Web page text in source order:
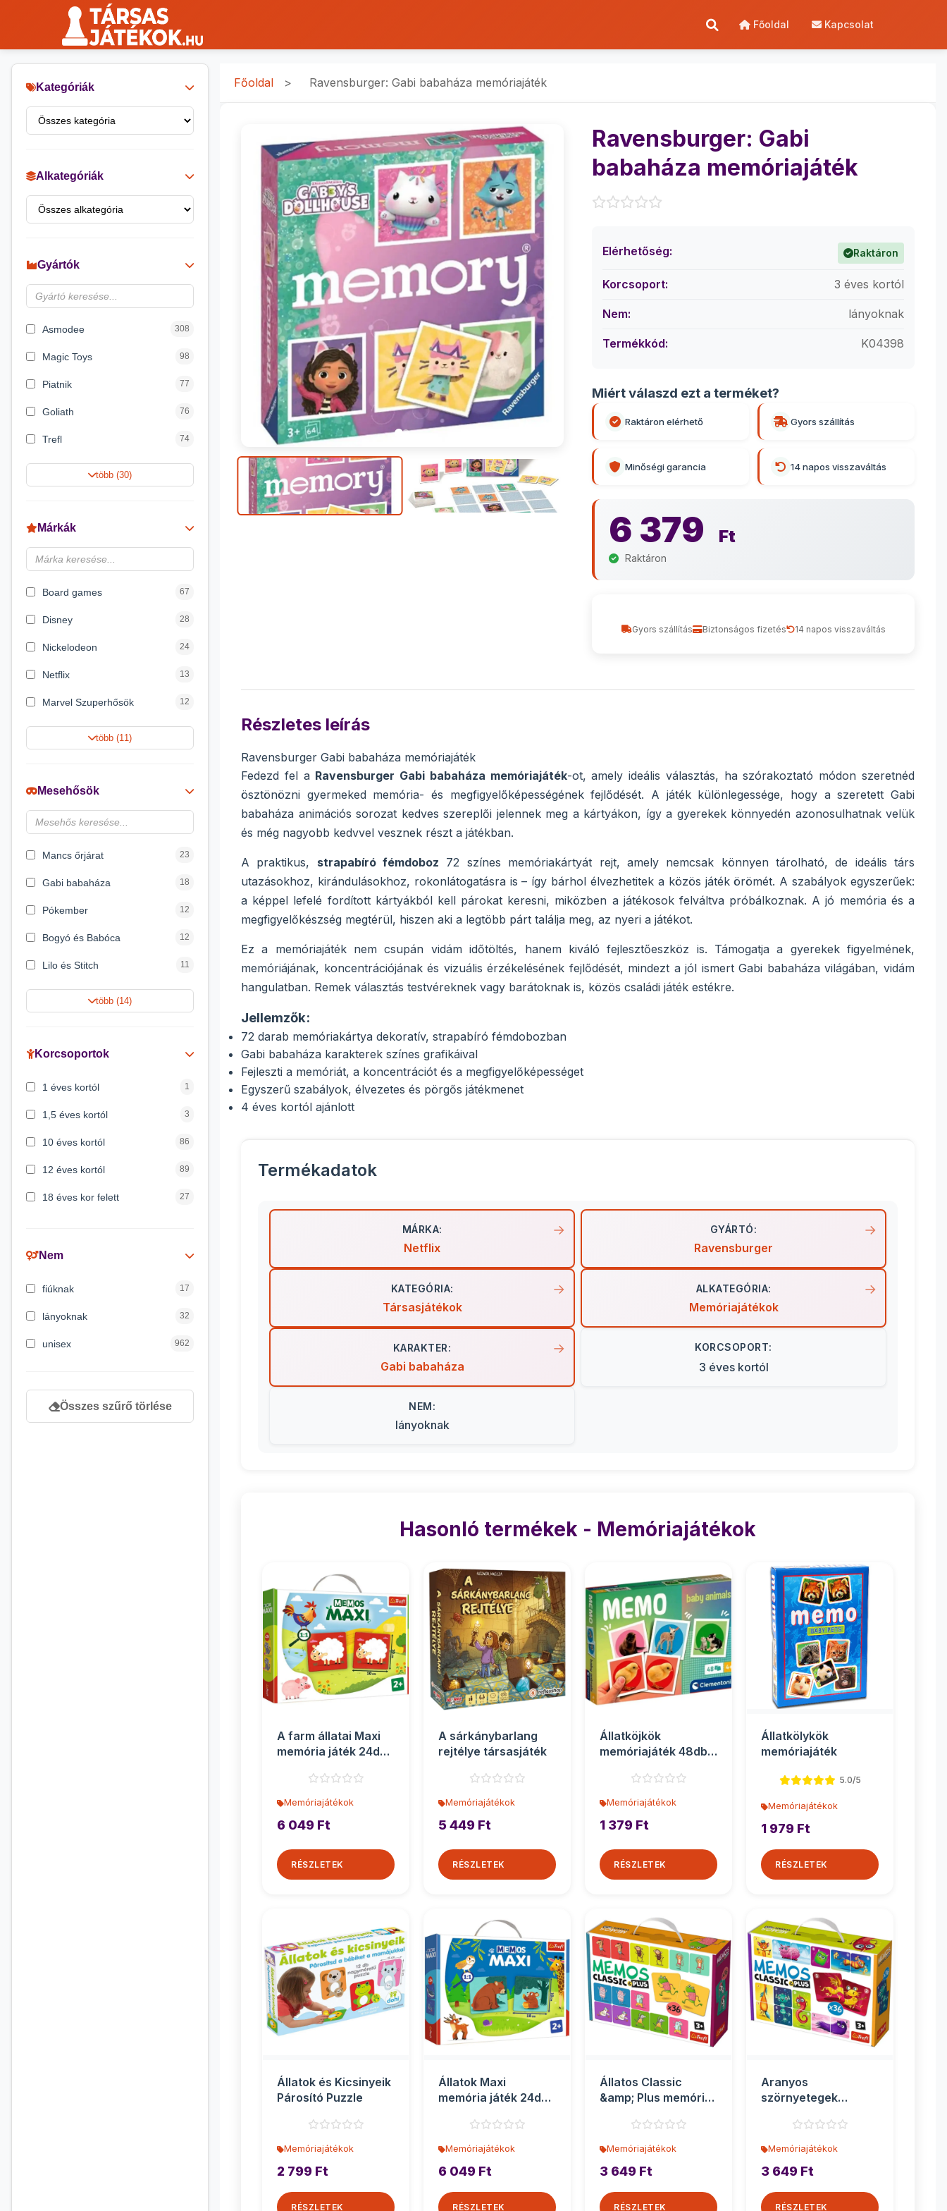
Főoldal Kapcsolat
Kategóriák
Alkategóriák
Gyártók
Asmodee 308
Magic Toys 98
Piatnik 77
Goliath 76
Trefl 74
Keller&Mayer 60
Spin Master
Delta Vision 28
több (30)
Márkák
Board games 67
Disney 28
Nickelodeon 24
Netflix 13
Marvel Szuperhősök 12
Rubik bűvös kocka 10
Noris
Disney hercegnők 6
több (11)
Mesehősök
Mancs őrjárat 23
Gabi babaháza 18
Pókember 12
Bogyó és Babóca 12
Lilo és Stitch 11
Jégvarázs 9
Peppa malac
több (14)
Korcsoportok
1 éves kortól 1
1,5 éves kortól 3
10 éves kortól 86
12 éves kortól 89
18 éves kor felett 27
3 éves kortól 200
7 éves kortól 53
Nem
fiúknak 17
lányoknak 32
unisex 962
Összes szűrő törlése
Főoldal > Ravensburger: Gabi babaháza memóriajáték
Ravensburger: Gabi
babaháza memóriajáték
Elérhetőség: Raktáron
Korcsoport: 3 éves kortól
Nem: lányoknak
Termékkód: K04398
Miért válaszd ezt a terméket?
Raktáron elérhető Gyors szállítás
Minőségi garancia 14 napos visszaváltás
6 379 Ft
Raktáron
Gyors szállítás Biztonságos fizetés 14 napos visszaváltás
Részletes leírás
Ravensburger Gabi babaháza memóriajáték
Fedezd fel a Ravensburger Gabi babaháza memóriajáték-ot, amely ideális választás, ha szórakoztató módon szeretnéd
ösztönözni gyermeked memória- és megfigyelőképességének fejlődését. A játék különlegessége, hogy a szeretett Gabi
babaháza animációs sorozat kedves szereplői jelennek meg a kártyákon, így a gyerekek könnyedén azonosulhatnak velük
és még nagyobb kedvvel vesznek részt a játékban.
A praktikus, strapabíró fémdoboz 72 színes memóriakártyát rejt, amely nemcsak könnyen tárolható, de ideális társ
utazásokhoz, kirándulásokhoz, rokonlátogatásra is – így bárhol élvezhetitek a közös játék örömét. A szabályok egyszerűek:
a képpel lefelé fordított kártyákból kell párokat keresni, miközben a játékosok felváltva próbálkoznak. A jó memória és a
megfigyelőkészség megtérül, hiszen aki a legtöbb párt találja meg, az nyeri a játékot.
Ez a memóriajáték nem csupán vidám időtöltés, hanem kiváló fejlesztőeszköz is. Támogatja a gyerekek figyelmének,
memóriájának, koncentrációjának és vizuális érzékelésének fejlődését, mindezt a jól ismert Gabi babaháza világában, vidám
hangulatban. Remek választás testvéreknek vagy barátoknak is, közös családi játék estékre.
Jellemzők:
72 darab memóriakártya dekoratív, strapabíró fémdobozban
Gabi babaháza karakterek színes grafikáival
Fejleszti a memóriát, a koncentrációt és a megfigyelőképességet
Egyszerű szabályok, élvezetes és pörgős játékmenet
4 éves kortól ajánlott
Termékadatok
MÁRKA:
Netflix
GYÁRTÓ:
Ravensburger
KATEGÓRIA:
Társasjátékok
ALKATEGÓRIA:
Memóriajátékok
KARAKTER:
Gabi babaháza
KORCSOPORT:
3 éves kortól
NEM:
lányoknak
Hasonló termékek - Memóriajátékok
A farm állatai Maxi
memória játék 24db-
Memóriajátékok
6 049 Ft
RÉSZLETEK
A sárkánybarlang
rejtélye társasjáték
Memóriajátékok
5 449 Ft
RÉSZLETEK
Állatköjkök
memóriajáték 48db-
Memóriajátékok
1 379 Ft
RÉSZLETEK
Állatkölykök
memóriajáték
5.0/5
Memóriajátékok
1 979 Ft
RÉSZLETEK
Állatok és Kicsinyeik
Párosító Puzzle
Memóriajátékok
2 799 Ft
RÉSZLETEK
Állatok Maxi
memória játék 24db-
Memóriajátékok
6 049 Ft
RÉSZLETEK
Állatos Classic
&amp; Plus memória
Memóriajátékok
3 649 Ft
RÉSZLETEK
Aranyos
szörnyetegek
memória játék 36...
Memóriajátékok
3 649 Ft
RÉSZLETEK